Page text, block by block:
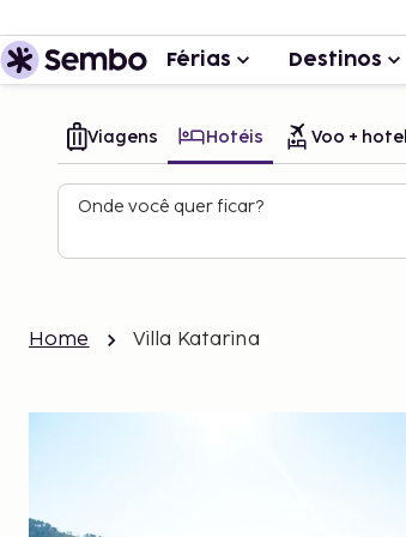
Férias Destinos
Viagens Hotéis Voo + hotel
Onde você quer ficar?
Home Villa Katarina